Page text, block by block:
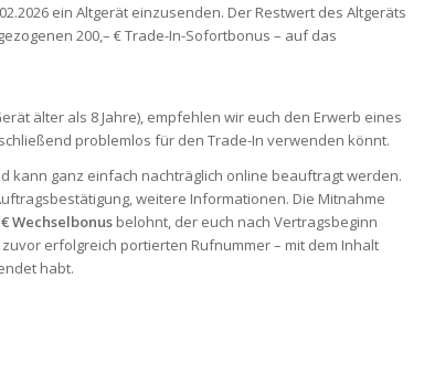
ein Altgerät einzusenden. Der Restwert des Altgeräts
200,– € Trade-In-Sofortbonus – auf das
älter als 8 Jahre), empfehlen wir euch den Erwerb eines
problemlos für den Trade-In verwenden könnt.
kann ganz einfach nachträglich online beauftragt werden.
weitere Informationen. Die Mitnahme
Wechselbonus belohnt, der euch nach Vertragsbeginn
erfolgreich portierten Rufnummer – mit dem Inhalt
habt.